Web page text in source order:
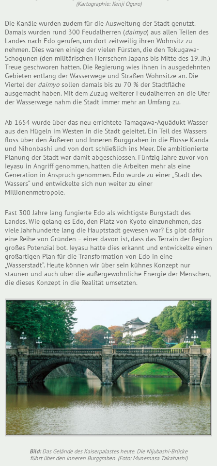
(Kartographie: Kenji Oguro)
Die Kanäle wurden zudem für die Ausweitung der Stadt genutzt.
Damals wurden rund 300 Feudalherren (daimyo) aus allen Teilen des
Landes nach Edo gerufen, um dort zeitweilig ihren Wohnsitz zu
nehmen. Dies waren einige der vielen Fürsten, die den Tokugawa-
Schogunen (den militärischen Herrschern Japans bis Mitte des 19. Jh.)
Treue geschworen hatten. Die Regierung wies ihnen in ausgedehnten
Gebieten entlang der Wasserwege und Straßen Wohnsitze an. Die
Viertel der daimyo sollen damals bis zu 70 % der Stadtfläche
ausgemacht haben. Mit dem Zuzug weiterer Feudalherren an die Ufer
der Wasserwege nahm die Stadt immer mehr an Umfang zu.
Ab 1654 wurde über das neu errichtete Tamagawa-Aquädukt Wasser
aus den Hügeln im Westen in die Stadt geleitet. Ein Teil des Wassers
floss über den Äußeren und Inneren Burggraben in die Flüsse Kanda
und Nihonbashi und von dort schließlich ins Meer. Die ambitionierte
Planung der Stadt war damit abgeschlossen. Fünfzig Jahre zuvor von
Ieyasu in Angriff genommen, hatten die Arbeiten mehr als eine
Generation in Anspruch genommen. Edo wurde zu einer „Stadt des
Wassers“ und entwickelte sich nun weiter zu einer
Millionenmetropole.
Fast 300 Jahre lang fungierte Edo als wichtigste Burgstadt des
Landes. Wie gelang es Edo, den Platz von Kyoto einzunehmen, das
viele Jahrhunderte lang die Hauptstadt gewesen war? Es gibt dafür
eine Reihe von Gründen – einer davon ist, dass das Terrain der Region
großes Potenzial bot. Ieyasu hatte dies erkannt und entwickelte einen
großartigen Plan für die Transformation von Edo in eine
„Wasserstadt“. Heute können wir über sein kühnes Konzept nur
staunen und auch über die außergewöhnliche Energie der Menschen,
die dieses Konzept in die Realität umsetzten.
Bild:Das Gelände des Kaiserpalastes heute. Die Nijubashi-Brücke
führt über den Inneren Burggraben. (Foto: Munemasa Takahashi)